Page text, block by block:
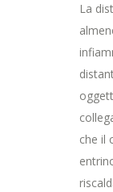
La
che il